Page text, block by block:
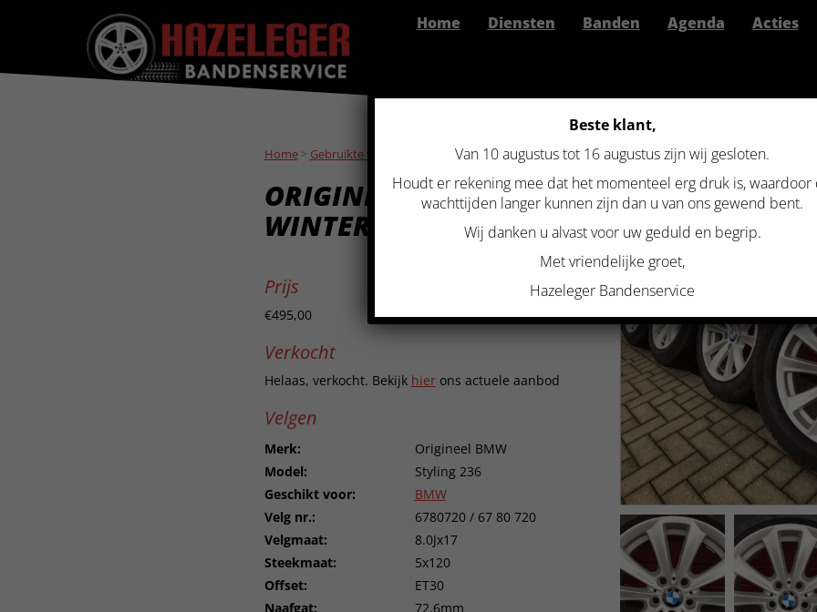
Home Diensten Banden Agenda Acties
Home> Gebruikte velgen Originele set BMW styling 236 17 inch 5×120 winter run flat F10 F11
ORIGINELE SET BMW STYLING 236 17
WINTER RUN FLAT F10 F11
Prijs
€495,00
Verkocht
Helaas, verkocht. Bekijk hierons actuele aanbod
Velgen
Merk:
Origineel BMW
Model:
Styling 236
Geschikt voor:
BMW
Velg nr.:
6780720 / 67 80 720
Velgmaat:
8.0Jx17
Steekmaat:
5x120
Offset:
ET30
Naafgat:
72,6mm
Beste klant,
Van 10 augustus tot 16 augustus zijn wij gesloten.
Houdt er rekening mee dat het momenteel erg druk is, waardoor
wachttijden langer kunnen zijn dan u van ons gewend bent.
Wij danken u alvast voor uw geduld en begrip.
Met vriendelijke groet,
Hazeleger Bandenservice